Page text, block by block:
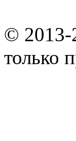
© 2013-
только